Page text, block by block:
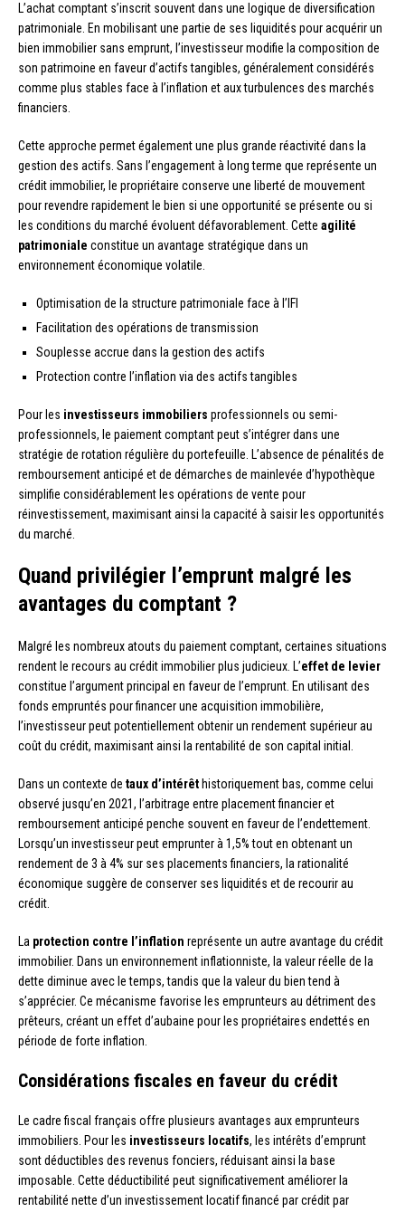
L’achat comptant s’inscrit souvent dans une logique de diversification
patrimoniale. En mobilisant une partie de ses liquidités pour acquérir un
bien immobilier sans emprunt, l’investisseur modifie la composition de
son patrimoine en faveur d’actifs tangibles, généralement considérés
comme plus stables face à l’inflation et aux turbulences des marchés
financiers.
Cette approche permet également une plus grande réactivité dans la
gestion des actifs. Sans l’engagement à long terme que représente un
crédit immobilier, le propriétaire conserve une liberté de mouvement
pour revendre rapidement le bien si une opportunité se présente ou si
les conditions du marché évoluent défavorablement. Cette agilité
patrimoniale constitue un avantage stratégique dans un
environnement économique volatile.
Optimisation de la structure patrimoniale face à l’IFI
Facilitation des opérations de transmission
Souplesse accrue dans la gestion des actifs
Protection contre l’inflation via des actifs tangibles
Pour les investisseurs immobiliers professionnels ou semi-
professionnels, le paiement comptant peut s’intégrer dans une
stratégie de rotation régulière du portefeuille. L’absence de pénalités de
remboursement anticipé et de démarches de mainlevée d’hypothèque
simplifie considérablement les opérations de vente pour
réinvestissement, maximisant ainsi la capacité à saisir les opportunités
du marché.
Quand privilégier l’emprunt malgré les
avantages du comptant ?
Malgré les nombreux atouts du paiement comptant, certaines situations
rendent le recours au crédit immobilier plus judicieux. L’effet de levier
constitue l’argument principal en faveur de l’emprunt. En utilisant des
fonds empruntés pour financer une acquisition immobilière,
l’investisseur peut potentiellement obtenir un rendement supérieur au
coût du crédit, maximisant ainsi la rentabilité de son capital initial.
Dans un contexte de taux d’intérêt historiquement bas, comme celui
observé jusqu’en 2021, l’arbitrage entre placement financier et
remboursement anticipé penche souvent en faveur de l’endettement.
Lorsqu’un investisseur peut emprunter à 1,5% tout en obtenant un
rendement de 3 à 4% sur ses placements financiers, la rationalité
économique suggère de conserver ses liquidités et de recourir au
crédit.
La protection contre l’inflation représente un autre avantage du crédit
immobilier. Dans un environnement inflationniste, la valeur réelle de la
dette diminue avec le temps, tandis que la valeur du bien tend à
s’apprécier. Ce mécanisme favorise les emprunteurs au détriment des
prêteurs, créant un effet d’aubaine pour les propriétaires endettés en
période de forte inflation.
Considérations fiscales en faveur du crédit
Le cadre fiscal français offre plusieurs avantages aux emprunteurs
immobiliers. Pour les investisseurs locatifs, les intérêts d’emprunt
sont déductibles des revenus fonciers, réduisant ainsi la base
imposable. Cette déductibilité peut significativement améliorer la
rentabilité nette d’un investissement locatif financé par crédit par